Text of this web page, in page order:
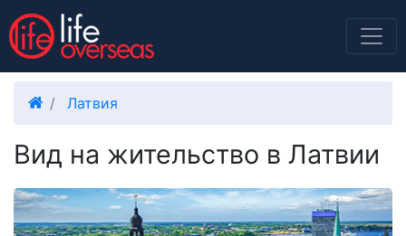
Латвия
Вид на жительство в Латвии